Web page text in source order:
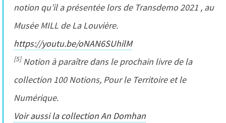
notion qu’il a présentée lors deTransdemo 2021 , au
Musée MILL de La Louvière.
https://youtu.be/oNAN6SUhilM
[5]Notion à paraître dans le prochain livre de la
collection 100 Notions, Pour le Territoire et le
Numérique.
Voir aussi la collectionAn Domhan